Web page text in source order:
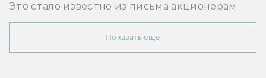
Это стало известно из письма акционерам.
Показать ещё